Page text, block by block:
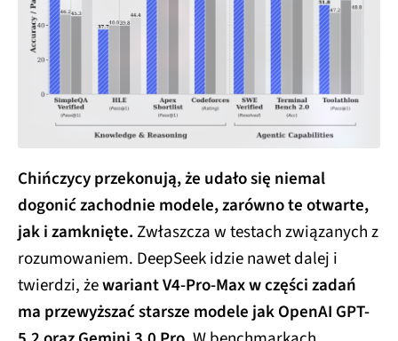
Chińczycy przekonują, że udało się niemal
dogonić zachodnie modele, zarówno te otwarte,
jak i zamknięte.Zwłaszcza w testach związanych z
rozumowaniem. DeepSeek idzie nawet dalej i
twierdzi, żewariant V4-Pro-Max w części zadań
ma przewyższać starsze modele jak OpenAI GPT-